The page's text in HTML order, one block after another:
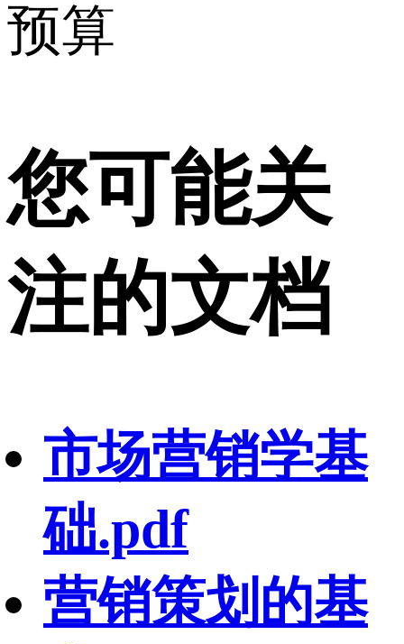
预算
您可能关
注的文档
市场营销学基
础.pdf
营销策划的基